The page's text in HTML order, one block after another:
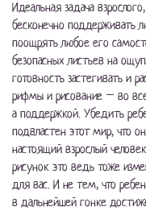
Идеальная задача
бесконечно поддерживать
поощрять любое его
безопасных листьев на
готовность застегивать и
рифмы и рисование – во
а поддержкой. Убедить
подвластен этот мир, что
настоящий взрослый
рисунок это ведь тоже
для вас. И не тем, что
в дальнейшей гонке